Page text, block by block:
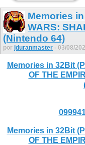
Memories
WARS:
(Nintendo 64)
por jduranmaster - 03/08/
Memories in 32Bit
OF THE
Memories in 32Bit
OF THE